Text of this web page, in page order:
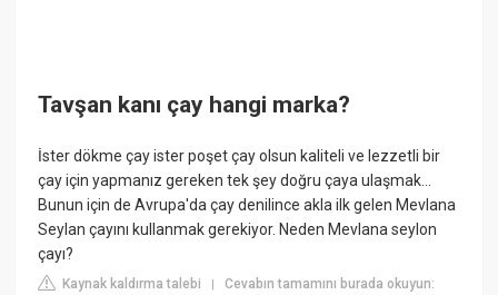
Tavşan kanı çay hangi marka?
İster dökme çay ister poşet çay olsun kaliteli ve lezzetli bir
çay için yapmanız gereken tek şey doğru çaya ulaşmak…
Bunun için de Avrupa'da çay denilince akla ilk gelen Mevlana
Seylan çayını kullanmak gerekiyor. Neden Mevlana seylon
çayı?
Kaynak kaldırma talebi |Cevabın tamamını burada okuyun: